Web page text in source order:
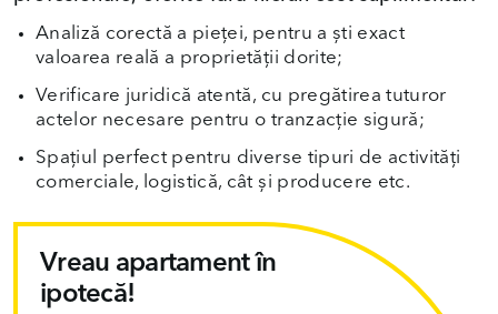
Analiză corectă a pieței, pentru a ști exact
valoarea reală a proprietății dorite;
Verificare juridică atentă, cu pregătirea tuturor
actelor necesare pentru o tranzacție sigură;
Spațiul perfect pentru diverse tipuri de activități
comerciale, logistică, cât și producere etc.
Vreau apartament în
ipotecă!